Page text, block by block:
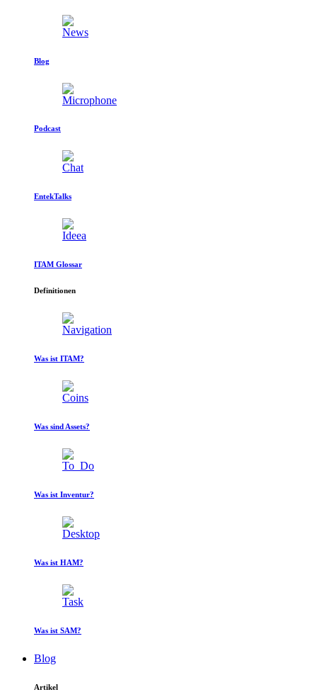
Blog
Podcast
EntekTalks
ITAM Glossar
Definitionen
Was ist ITAM?
Was sind Assets?
Was ist Inventur?
Was ist HAM?
Was ist SAM?
Blog
Artikel